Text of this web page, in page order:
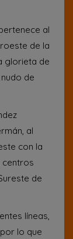
al
de la
glorieta de
de
al
con la
centros
de
líneas,
lo que